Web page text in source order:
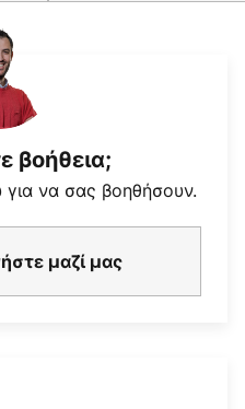
βοήθεια;
για να σας βοηθήσουν.
μαζί μας